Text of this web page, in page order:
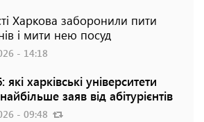
Харкова заборонили пити
і мити нею посуд
- 14:18
які харківські університети
заяв від абітурієнтів
- 09:48